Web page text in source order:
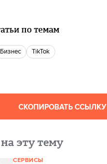
по темам
бизнес TikTok
СКОПИРОВАТЬ ССЫЛКУ
эту тему
СЕРВИСЫ